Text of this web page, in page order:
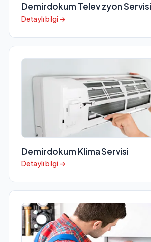
Demirdokum Televizyon Servisi
Detaylı bilgi →
Demirdokum Klima Servisi
Detaylı bilgi →